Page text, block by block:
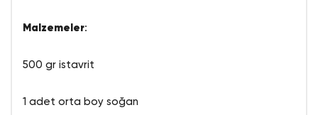
Malzemeler:
500 gr istavrit
1 adet orta boy soğan